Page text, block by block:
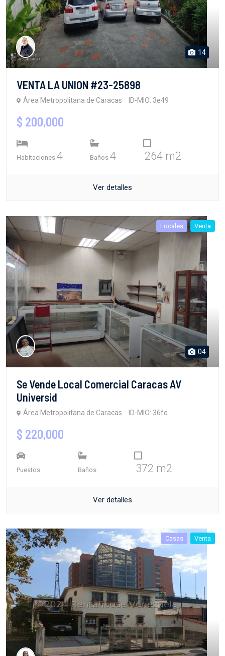
14
VENTA LA UNION #23-25898
Área Metropolitana de Caracas ID-MIO: 3e49
$ 200,000
Habitaciones 4 Baños 4 264 m2
Ver detalles
Locales Venta
04
Se Vende Local Comercial Caracas AV
Universid
Área Metropolitana de Caracas ID-MIO: 36fd
$ 220,000
Puestos Baños 372 m2
Ver detalles
Casas Venta